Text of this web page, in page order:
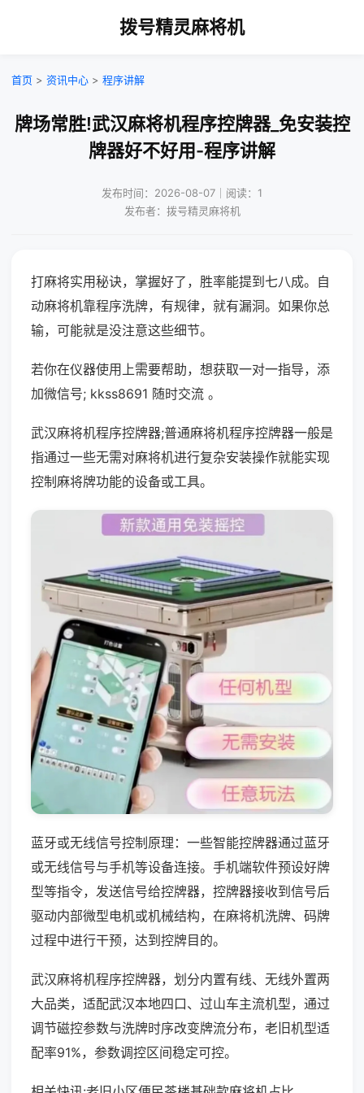
拨号精灵麻将机
首页 > 资讯中心 > 程序讲解
牌场常胜!武汉麻将机程序控牌器_免安装控
牌器好不好用-程序讲解
发布时间：2026-08-07｜阅读：1
发布者：拨号精灵麻将机
打麻将实用秘诀，掌握好了，胜率能提到七八成。自
动麻将机靠程序洗牌，有规律，就有漏洞。如果你总
输，可能就是没注意这些细节。
若你在仪器使用上需要帮助，想获取一对一指导，添
加微信号; kkss8691 随时交流 。
武汉麻将机程序控牌器;普通麻将机程序控牌器一般是
指通过一些无需对麻将机进行复杂安装操作就能实现
控制麻将牌功能的设备或工具。
蓝牙或无线信号控制原理：一些智能控牌器通过蓝牙
或无线信号与手机等设备连接。手机端软件预设好牌
型等指令，发送信号给控牌器，控牌器接收到信号后
驱动内部微型电机或机械结构，在麻将机洗牌、码牌
过程中进行干预，达到控牌目的。
武汉麻将机程序控牌器，划分内置有线、无线外置两
大品类，适配武汉本地四口、过山车主流机型，通过
调节磁控参数与洗牌时序改变牌流分布，老旧机型适
配率91%，参数调控区间稳定可控。